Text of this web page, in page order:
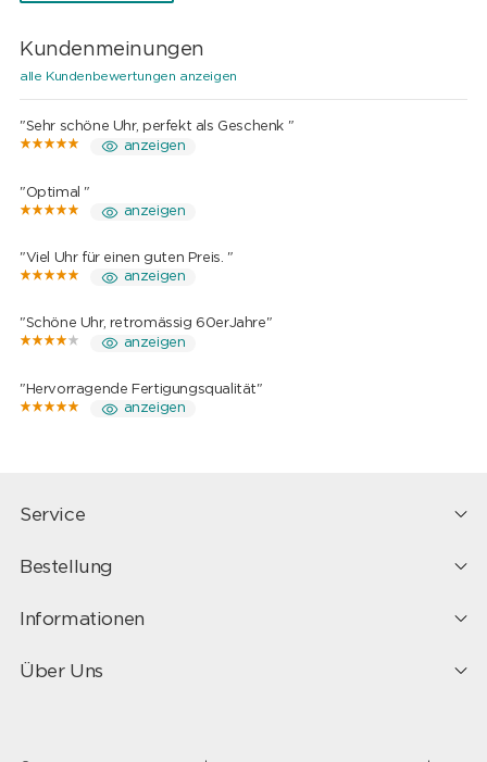
Kundenmeinungen
alle Kundenbewertungen anzeigen
"Sehr schöne Uhr, perfekt als Geschenk "
anzeigen
"Optimal "
anzeigen
"Viel Uhr für einen guten Preis. "
anzeigen
"Schöne Uhr, retromässig 60erJahre"
anzeigen
"Hervorragende Fertigungsqualität"
anzeigen
Service
Bestellung
Informationen
Über Uns